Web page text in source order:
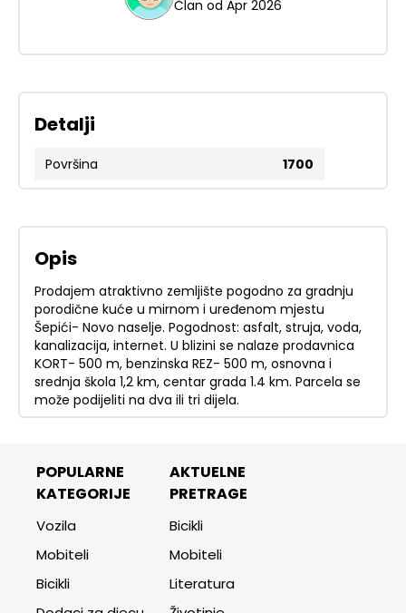
Član od Apr 2026
Detalji
Površina 1700
Opis
Prodajem atraktivno zemljište pogodno za gradnju
porodične kuće u mirnom i uređenom mjestu
Šepići- Novo naselje. Pogodnost: asfalt, struja, voda,
kanalizacija, internet. U blizini se nalaze prodavnica
KORT- 500 m, benzinska REZ- 500 m, osnovna i
srednja škola 1,2 km, centar grada 1.4 km. Parcela se
može podijeliti na dva ili tri dijela.
POPULARNE
KATEGORIJE
Vozila
Mobiteli
Bicikli
AKTUELNE
PRETRAGE
Bicikli
Mobiteli
Literatura